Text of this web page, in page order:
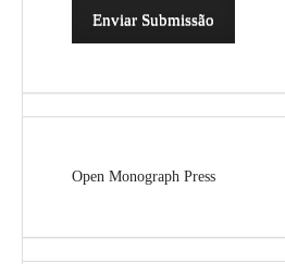
Enviar Submissão
Open Monograph Press